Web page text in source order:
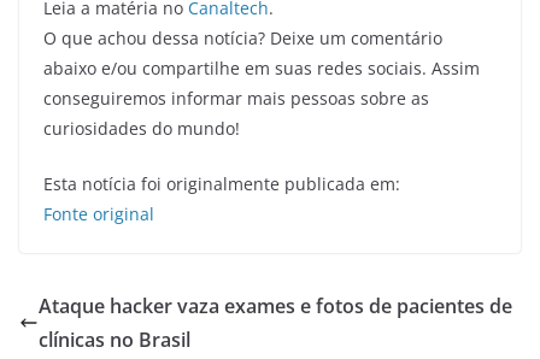
Leia a matéria no Canaltech.
O que achou dessa notícia? Deixe um comentário
abaixo e/ou compartilhe em suas redes sociais. Assim
conseguiremos informar mais pessoas sobre as
curiosidades do mundo!
Esta notícia foi originalmente publicada em:
Fonte original
Ataque hacker vaza exames e fotos de pacientes de
clínicas no Brasil